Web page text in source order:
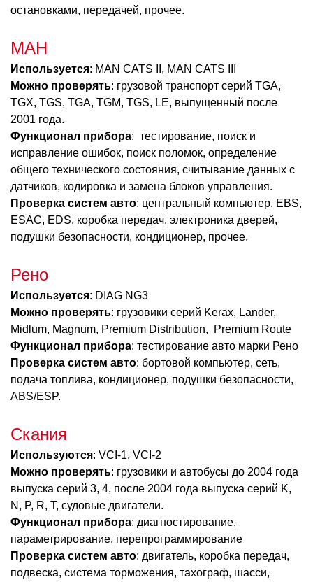
остановками, передачей, прочее.
МАН
Используется: MAN CATS II, MAN CATS III
Можно проверять: грузовой транспорт серий TGA,
TGX, TGS, TGA, TGM, TGS, LE, выпущенный после
2001 года.
Функционал прибора: тестирование, поиск и
исправление ошибок, поиск поломок, определение
общего технического состояния, считывание данных с
датчиков, кодировка и замена блоков управления.
Проверка систем авто: центральный компьютер, EBS,
ESAC, EDS, коробка передач, электроника дверей,
подушки безопасности, кондиционер, прочее.
Рено
Используется: DIAG NG3
Можно проверять: грузовики серий Kerax, Lander,
Midlum, Magnum, Premium Distribution, Premium Route
Функционал прибора: тестирование авто марки Рено
Проверка систем авто: бортовой компьютер, сеть,
подача топлива, кондиционер, подушки безопасности,
ABS/ESP.
Скания
Используются: VCI-1, VCI-2
Можно проверять: грузовики и автобусы до 2004 года
выпуска серий 3, 4, после 2004 года выпуска серий K,
N, P, R, T, судовые двигатели.
Функционал прибора: диагностирование,
параметрирование, перепрограммирование
Проверка систем авто: двигатель, коробка передач,
подвеска, система торможения, тахограф, шасси,